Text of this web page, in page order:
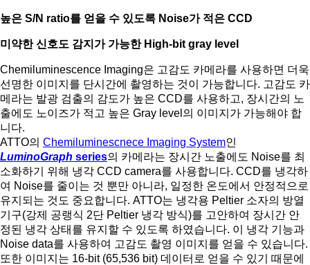
높은 S/N ratio를 얻을 수 있도록 Noise가 적은 CCD
미약한 신호도 감지가 가능한 High-bit gray level
Chemiluminescence Imaging은 고감도 카메라를 사용하면 더욱
선명한 이미지를 단시간에 촬영하는 것이 가능합니다. 고감도 카
메라는 발광 검출의 감도가 높은 CCD를 사용하고, 장시간의 노
출에도 노이즈가 적고 높은 Gray level의 이미지가 가능해야 합
니다.
ATTO의 Chemiluminescnece Imaging System인
LuminoGraph series의 카메라는 장시간 노출에도 Noise를 최
소화하기 위해 냉각 CCD camera를 사용합니다. CCD를 냉각하
여 Noise를 줄이는 것 뿐만 아니라, 일정한 온도에서 안정적으로
유지되는 것도 중요합니다. ATTO는 냉각용 Peltier 소자의 방열
기구(강제 공랭식 2단 Peltier 냉각 방식)를 고안하여 장시간 안
정된 냉각 상태를 유지할 수 있도록 하였습니다. 이 냉각 기능과
Noise data를 사용하여 고감도 촬영 이미지를 얻을 수 있습니다.
또한 이미지는 16-bit (65,536 bit) 데이터로 얻을 수 있기 때문에